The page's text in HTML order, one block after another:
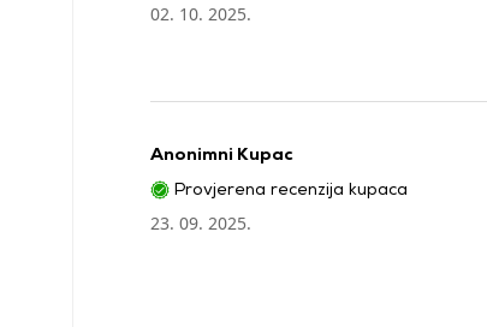
02. 10. 2025.
Anonimni Kupac
Provjerena recenzija kupaca
23. 09. 2025.